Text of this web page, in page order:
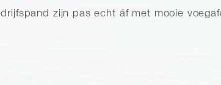
zijn pas echt áf met mooie